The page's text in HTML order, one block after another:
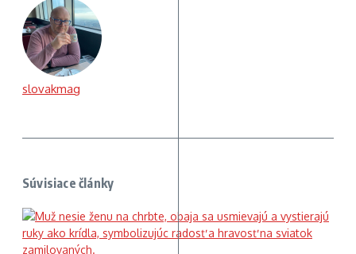
slovakmag
Súvisiace články